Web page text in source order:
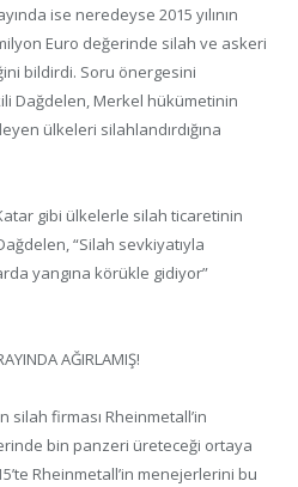
ise neredeyse 2015 yılının
Euro değerinde silah ve askeri
bildirdi. Soru önergesini
Dağdelen, Merkel hükümetinin
ülkeleri silahlandırdığına
gibi ülkelerle silah ticaretinin
“Silah sevkiyatıyla
yangına körükle gidiyor”
AĞIRLAMIŞ!
silah firması Rheinmetall’in
bin panzeri üreteceği ortaya
Rheinmetall’in menejerlerini bu